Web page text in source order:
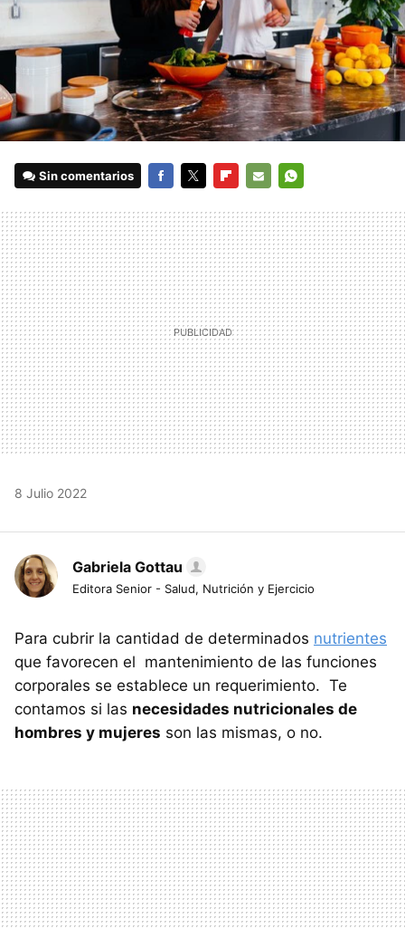
Sin comentarios
MAIL
8 Julio 2022
Gabriela Gottau
Editora Senior - Salud, Nutrición y Ejercicio
Para cubrir la cantidad de determinados nutrientes
que favorecen el mantenimiento de las funciones
corporales se establece un requerimiento. Te
contamos si las necesidades nutricionales de
hombres y mujeres son las mismas, o no.